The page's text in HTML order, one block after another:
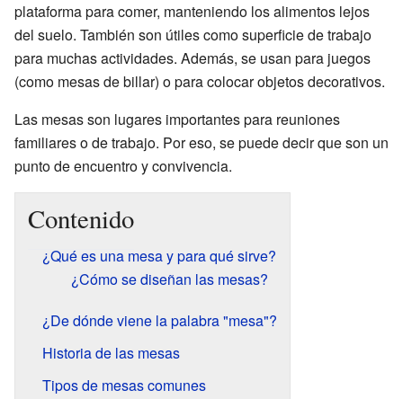
plataforma para comer, manteniendo los alimentos lejos
del suelo. También son útiles como superficie de trabajo
para muchas actividades. Además, se usan para juegos
(como mesas de billar) o para colocar objetos decorativos.
Las mesas son lugares importantes para reuniones
familiares o de trabajo. Por eso, se puede decir que son un
punto de encuentro y convivencia.
Contenido
¿Qué es una mesa y para qué sirve?
¿Cómo se diseñan las mesas?
¿De dónde viene la palabra "mesa"?
Historia de las mesas
Tipos de mesas comunes